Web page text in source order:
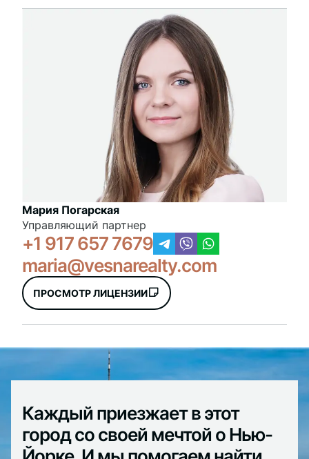
Мария Погарская
Управляющий партнер
+1 917 657 7679
maria@vesnarealty.com
ПРОСМОТР ЛИЦЕНЗИИ
Каждый приезжает в этот
город со своей мечтой о Нью-